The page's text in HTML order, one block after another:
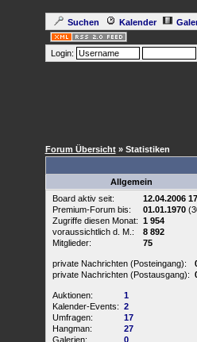
Suchen Kalender
Login:
Forum Übersicht» Statistiken
Allgemein
Board aktiv seit:
12.04.2006
Premium-Forum bis:
01.01.1970
Zugriffe diesen Monat: 1 954
voraussichtlich d. M.:
8 892
Mitglieder:
75
private Nachrichten (Posteingang):
private Nachrichten (Postausgang):
Auktionen:
1
Kalender-Events: 2
Umfragen:
17
Hangman:
27
Galerien:
0